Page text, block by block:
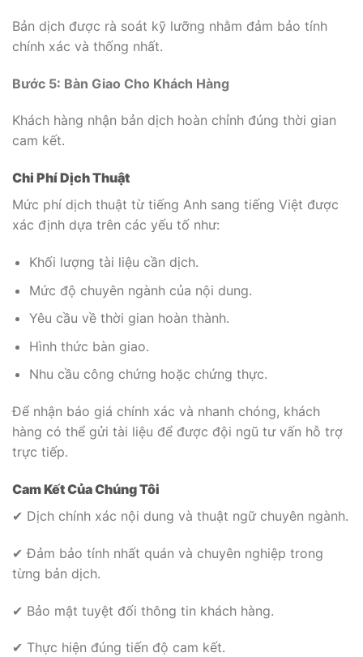
Bản dịch được rà soát kỹ lưỡng nhằm đảm bảo tính
chính xác và thống nhất.
Bước 5: Bàn Giao Cho Khách Hàng
Khách hàng nhận bản dịch hoàn chỉnh đúng thời gian
cam kết.
Chi Phí Dịch Thuật
Mức phí dịch thuật từ tiếng Anh sang tiếng Việt được
xác định dựa trên các yếu tố như:
Khối lượng tài liệu cần dịch.
Mức độ chuyên ngành của nội dung.
Yêu cầu về thời gian hoàn thành.
Hình thức bàn giao.
Nhu cầu công chứng hoặc chứng thực.
Để nhận báo giá chính xác và nhanh chóng, khách
hàng có thể gửi tài liệu để được đội ngũ tư vấn hỗ trợ
trực tiếp.
Cam Kết Của Chúng Tôi
✔ Dịch chính xác nội dung và thuật ngữ chuyên ngành.
✔ Đảm bảo tính nhất quán và chuyên nghiệp trong
từng bản dịch.
✔ Bảo mật tuyệt đối thông tin khách hàng.
✔ Thực hiện đúng tiến độ cam kết.